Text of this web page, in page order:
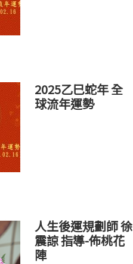
2025乙巳蛇年 全
球流年運勢
人生後運規劃師 徐
震諒 指導-佈桃花
陣